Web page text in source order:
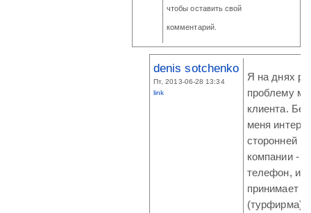
чтобы оставить свой
комментарий.
denis sotchenko
Пт, 2013-06-28 13:34
link
Я на днях
проблему
клиента.
меня
сторонней
компании -
телефон, и
принимает
(турфирма).